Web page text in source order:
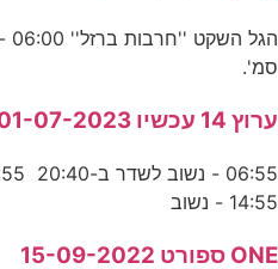
סמ'.
ערוץ 14 עכשיו 01-07-2023
14:55 - נשוב
ONE ספורט 15-09-2022